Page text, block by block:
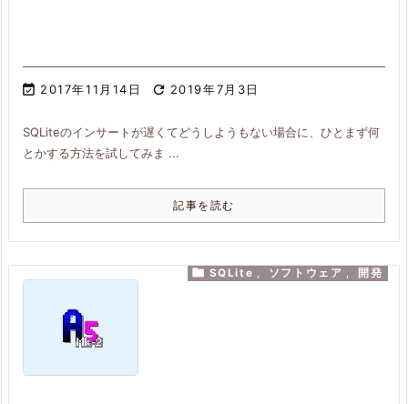
 2017年11月14日  2019年7月3日
SQLiteのインサートが遅くてどうしようもない場合に、ひとまず何
とかする方法を試してみま ...
記事を読む
 SQLite , ソフトウェア , 開発